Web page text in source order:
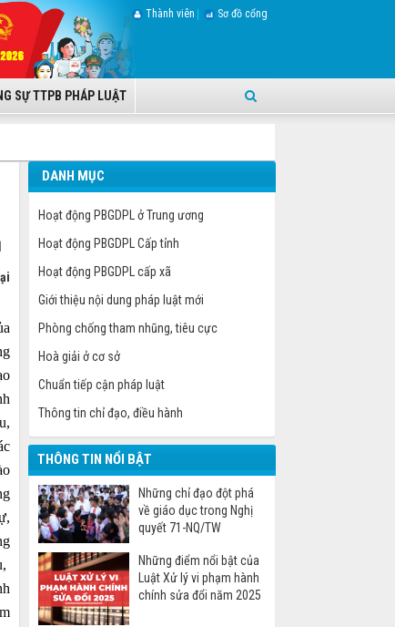
SỰ TTPB PHÁP LUẬT
Thành viên Sơ đồ cổng
DANH MỤC
Hoạt động PBGDPL ở Trung ương
Hoạt động PBGDPL Cấp tỉnh
Hoạt động PBGDPL cấp xã
Giới thiệu nội dung pháp luật mới
Phòng chống tham nhũng, tiêu cực
Hoà giải ở cơ sở
Chuẩn tiếp cận pháp luật
Thông tin chỉ đạo, điều hành
THÔNG TIN NỔI BẬT
Những chỉ đạo đột phá
về giáo dục trong Nghị
quyết 71-NQ/TW
Những điểm nổi bật của
Luật Xử lý vi phạm hành
chính sửa đổi năm 2025